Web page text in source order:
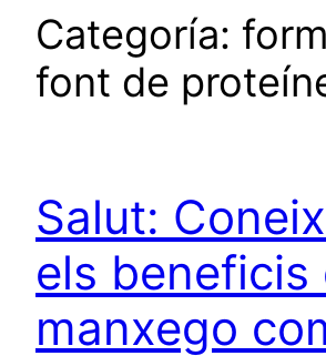
Categoría:
font de
Salut:
els beneficis
manxego